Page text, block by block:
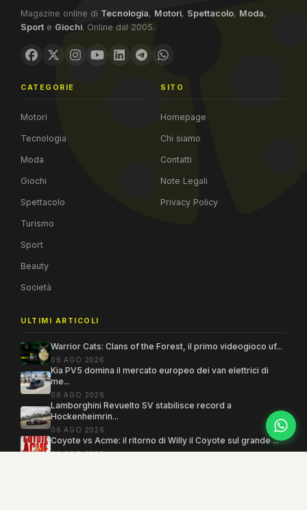
Magazine online di Tecnologia, Motori, Spettacolo, Moda,
Sport e Giochi. Online dal 2005.
CATEGORIE
Motori
Tecnologia
Moda
Giochi
Spettacolo
Turismo
Sport
Beauty
Società
SITO
Homepage
Chi siamo
Contatti
Note Legali
Privacy Policy
ULTIMI ARTICOLI
Warrior Cats: Clans of the Forest, il primo videogioco uf...
06 AGO 2026
Kia PV5 domina il mercato europeo dei van elettrici di
me...
06 AGO 2026
Lamborghini Revuelto SV stabilisce record a
Hockenheimrin...
06 AGO 2026
Coyote vs Acme: il ritorno di Willy il Coyote sul grande ...
06 AGO 2026